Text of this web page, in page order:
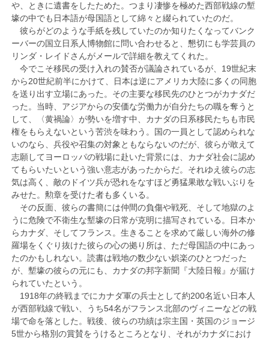
や、ときに遺書をしたためた。つまり凄惨を極めた西部戦線の塹
壕の中でも日本語が母国語として綿々と綴られていたのだ。
彼らがどのような手紙を残していたのか知りたくなってバンク
ーバーの国立日系人博物館に問い合わせると、懇切にも学芸員の
リンダ・レイドさんがメールで詳細を教えてくれた。
今でこそ移民の受け入れの賛否が議論されているが、19世紀末
から20世紀前半にかけて、日本は逆にアメリカ大陸に多くの同胞
を送り出す立場にあった。その主要な移民先のひとつがカナダだ
った。当時、アジアからの安価な労働力が自分たちの職を奪うと
して、〈黄禍論〉が勢いを増す中、カナダの日系移民たちも市民
権をもらえないという苦渋を味わう。国の一員として認められな
いのなら、兵役や召集の対象ともならないのだが、彼らが敢えて
志願してヨーロッパの戦場に赴いた背景には、カナダ社会に認め
てもらいたいという強い意志があったからだ。それゆえ彼らの志
気は高く、敵のドイツ兵が恐れをなすほど勇猛果敢な戦いぶりを
みせた。勲章を受けた者も多くいる。
その反面、彼らの書簡には仲間の負傷や戦死、そして地獄のよ
うに危険で不衛生な塹壕の日常が克明に描写されている。日本か
らカナダ、そしてフランス。生きることを求めて厳しい海外の修
羅場をくぐり抜けた彼らの心の拠り所は、ただ母国語の中にあっ
たのかもしれない。読書は戦地の数少ない娯楽のひとつだった
が、塹壕の彼らの元にも、カナダの邦字新聞『大陸日報』が届け
られていたという。
1918年の終戦までにカナダ軍の兵士として約200名近い日本人
が西部戦線で戦い、うち54名がフランス北部のヴィニーなどの戦
場で命を落とした。戦後、彼らの功績は宗主国・英国のジョージ
5世から格別の賞賛をうけるところとなり、それがカナダにおけ